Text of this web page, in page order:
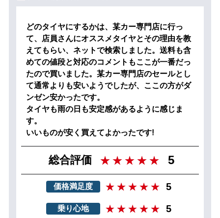
どのタイヤにするかは、某カー専門店に行っ
て、店員さんにオススメタイヤとその理由を教
えてもらい、ネットで検索しました。送料も含
めての値段と対応のコメントもここが一番だっ
たので買いました。某カー専門店のセールとし
て通常よりも安いようでしたが、ここの方がダ
ンゼン安かったです。
タイヤも雨の日も安定感があるように感じま
す。
いいものが安く買えてよかったです!
総合評価 5
価格満足度 5
乗り心地 5